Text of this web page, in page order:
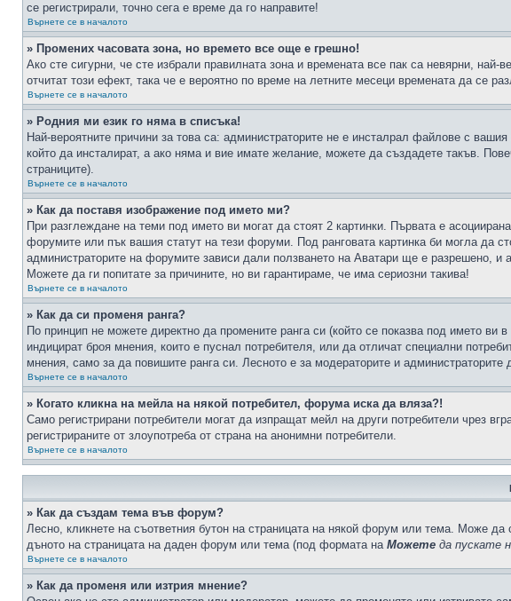
се регистрирали, точно сега е време да го направите!
Върнете се в началото
» Промених часовата зона, но времето все още е грешно!
Ако сте сигурни, че сте избрали правилната зона и времената все пак са невярни,
отчитат този ефект, така че е вероятно по време на летните месеци времената да се
Върнете се в началото
» Родния ми език го няма в списъка!
Най-вероятните причини за това са: администраторите не е инсталрал файлове с
който да инсталират, а ако няма и вие имате желание, можете да създадете такъв.
страниците).
Върнете се в началото
» Как да поставя изображение под името ми?
При разглеждане на теми под името ви могат да стоят 2 картинки. Първата е
форумите или пък вашия статут на тези форуми. Под ранговата картинка би могла да
администраторите на форумите зависи дали ползването на Аватари ще е разрешено,
Можете да ги попитате за причините, но ви гарантираме, че има сериозни такива!
Върнете се в началото
» Как да си променя ранга?
По принцип не можете директно да промените ранга си (който се показва под името
индицират броя мнения, които е пуснал потребителя, или да отличат специални
мнения, само за да повишите ранга си. Лесното е за модераторите и
Върнете се в началото
» Когато кликна на мейла на някой потребител, форума иска да вляза?!
Само регистрирани потребители могат да изпращат мейл на други потребители чрез
регистрираните от злоупотреба от страна на анонимни потребители.
Върнете се в началото
» Как да създам тема във форум?
Лесно, кликнете на съответния бутон на страницата на някой форум или тема. Може
дъното на страницата на даден форум или тема (под формата на Можете да пускате
Върнете се в началото
» Как да променя или изтрия мнение?